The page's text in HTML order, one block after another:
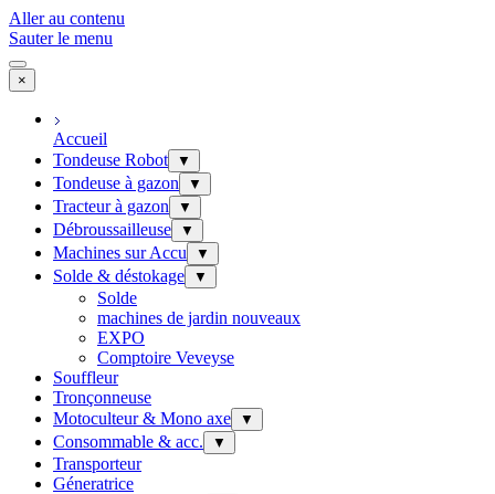
Aller au contenu
Sauter le menu
×
Accueil
Tondeuse Robot
▼
Tondeuse à gazon ▼
Tracteur à gazon ▼
Débroussailleuse ▼
Machines sur Accu ▼
Solde & déstokage ▼
Solde
machines de jardin nouveaux
EXPO
Comptoire Veveyse
Souffleur
Tronçonneuse
Motoculteur & Mono axe
▼
Consommable & acc. ▼
Transporteur
Géneratrice